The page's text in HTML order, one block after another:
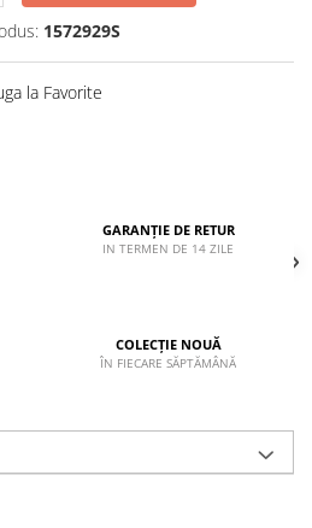
1572929S
la Favorite
GARANȚIE DE RETUR
IN TERMEN DE 14 ZILE
COLECȚIE NOUĂ
ÎN FIECARE SĂPTĂMÂNĂ